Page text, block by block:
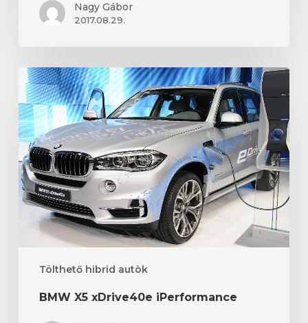
Nagy Gábor
2017.08.29.
Tölthető hibrid autòk
BMW
X5
xDrive40e
iPerformance
BMW X5 xDrive40e iPerformance